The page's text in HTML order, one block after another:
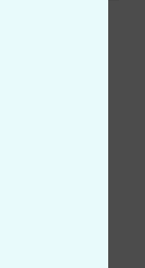
genug
damit zu